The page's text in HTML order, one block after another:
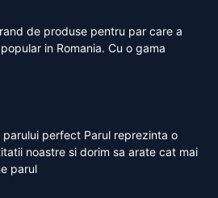
de produse pentru par care a
in Romania. Cu o gama
perfect Parul reprezinta o
noastre si dorim sa arate cat mai
parul